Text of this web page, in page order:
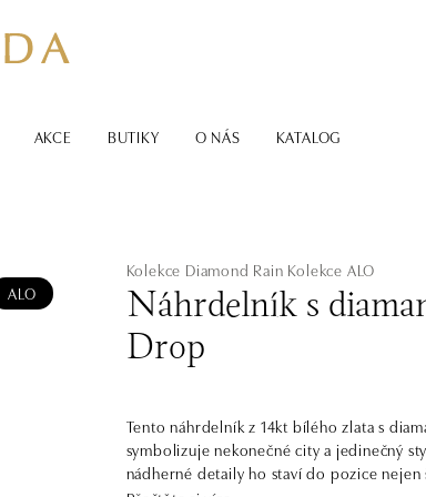
AKCE BUTIKY O NÁS KATALOG
ALO
Kolekce Diamond Rain Kolekce ALO
Náhrdelník s
Drop
Tento náhrdelník z 14kt bílého zlata s
symbolizuje nekonečné city a jedinečný
nádherné detaily ho staví do pozice nejen